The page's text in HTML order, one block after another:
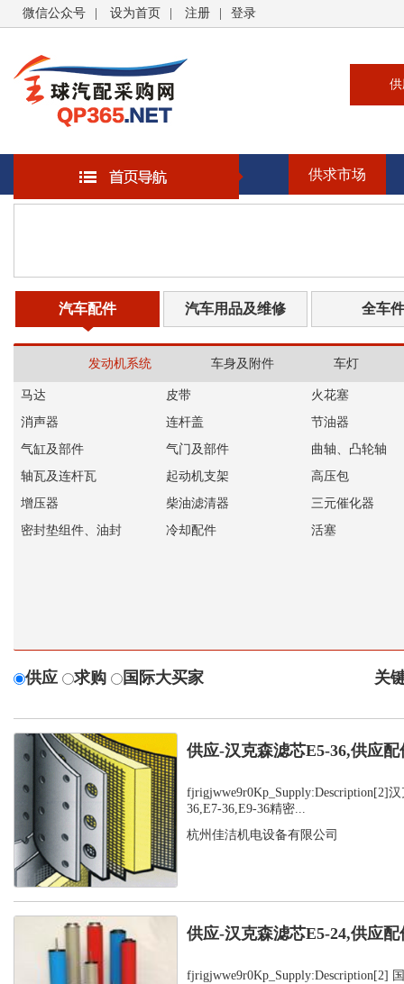
微信公众号 设为首页 注册 登录
供求市场
汽车配件 汽车用品及维修 全车件
发动机系统 车身及附件 车灯
马达 皮带
火花塞
消声器
连杆盖
节油器
气缸及部件
气门及部件
曲轴、凸轮轴
轴瓦及连杆瓦
起动机支架
高压包
增压器
柴油滤清器
三元催化器
密封垫组件、油封
冷却配件 活塞
供应 求购 国际大买家 关
供应-汉克森滤芯E5-36,供应配
fjrigjwwe9r0Kp_Supply:Description[2]
36,E7-36,E9-36精密...
杭州佳洁机电设备有限公司
供应-汉克森滤芯E5-24,供应配
fjrigjwwe9r0Kp_Supply:Description[2]